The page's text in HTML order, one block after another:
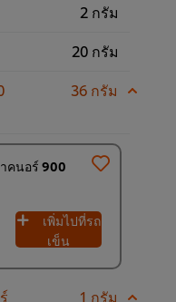
2 กรัม
20 กรัม
36 กรัม
คนอร์ 900
เพิ่มไปที่รถ
เข็น
1 กรัม